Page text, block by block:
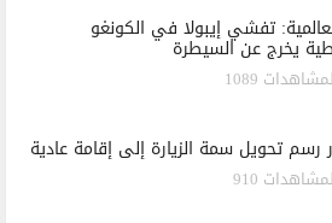
تفشي إيبولا في الكونغو
يخرج عن السيطرة
1089
910